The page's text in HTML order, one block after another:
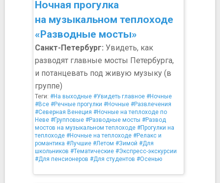
Ночная прогулка
на музыкальном теплоходе
«Разводные мосты»
Санкт-Петербург: Увидеть, как
разводят главные мосты Петербурга,
и потанцевать под живую музыку (в
группе)
Теги: #На выходные #Увидеть главное #Ночные
#Все #Речные прогулки #Ночные #Развлечения
#Северная Венеция #Ночные на теплоходе по
Неве #Групповые #Разводные мосты #Развод
мостов на музыкальном теплоходе #Прогулки на
теплоходе #Ночные на теплоходе #Релакс и
романтика #Лучшие #Летом #Зимой #Для
школьников #Тематические #Экспресс-экскурсии
#Для пенсионеров #Для студентов #Осенью